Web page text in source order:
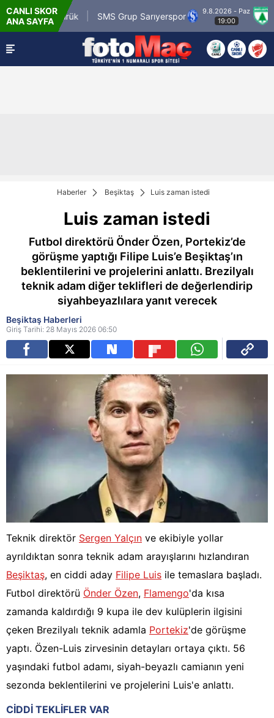
CANLI SKOR
ANA SAYFA
Karagümrük SMS Grup Sarıyerspor
9.8.2026 - Paz
19:00
Haberler Beşiktaş Luis zaman istedi
Luis zaman istedi
Futbol direktörü Önder Özen, Portekiz’de
görüşme yaptığı Filipe Luis’e Beşiktaş’ın
beklentilerini ve projelerini anlattı. Brezilyalı
teknik adam diğer teklifleri de değerlendirip
siyahbeyazlılara yanıt verecek
Beşiktaş Haberleri
Giriş Tarihi: 28 Mayıs 2026 06:50
Teknik direktör Sergen Yalçın ve ekibiyle yollar
ayrıldıktan sonra teknik adam arayışlarını hızlandıran
Beşiktaş, en ciddi aday Filipe Luis ile temaslara başladı.
Futbol direktörü Önder Özen, Flamengo'da kısa
zamanda kaldırdığı 9 kupa ile dev kulüplerin ilgisini
çeken Brezilyalı teknik adamla Portekiz'de görüşme
yaptı. Özen-Luis zirvesinin detayları ortaya çıktı. 56
yaşındaki futbol adamı, siyah-beyazlı camianın yeni
sezonda beklentilerini ve projelerini Luis'e anlattı.
CİDDİ TEKLİFLER VAR